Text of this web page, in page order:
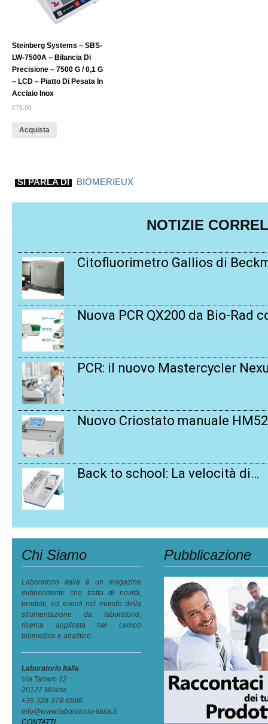
Steinberg Systems – SBS-
LW-7500A – Bilancia Di
Precisione – 7500 G / 0,1 G
– LCD – Piatto Di Pesata In
Acciaio Inox
€79,00
Acquista
SI PARLA DI BIOMERIEUX
NOTIZIE
Citofluorimetro Gallios di
Nuova PCR QX200 da Bio-Rad
PCR: il nuovo Mastercycler
Nuovo Criostato manuale
Back to school: La velocità di…
Chi Siamo
Laboratorio Italia è un magazine
indipendente che tratta di novità,
prodotti, ed eventi nel mondo della
strumentazione da laboratorio,
ricerca applicata nel campo
biomedico e analitico
Laboratorio Italia
Via Tanaro 12
20127 Milano
+39 328-378-6886
info@www.laboratorio-italia.it
CONTATTI
Pubblicazione